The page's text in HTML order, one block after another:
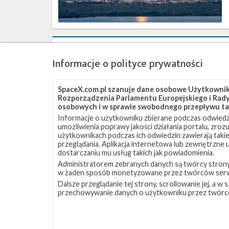
maja
2021
z
misją
22
zakończony
powodzeniem
Start
rakiety
Informacje o polityce prywatności
SpaceX.com.pl szanuje dane osobowe
Rozporządzenia Parlamentu Europejskiego i
osobowych i w sprawie swobodnego przepływu
Informacje o użytkowniku zbierane podczas
umożliwienia poprawy jakości działania portalu,
użytkownikach podczas ich odwiedzin zawierają
przeglądania. Aplikacja internetowa lub
dostarczaniu mu usług takich jak powiadomienia.
Administratorem zebranych danych są twórcy
w żaden sposób monetyzowane przez twórców
Dalsze przeglądanie tej strony, scrollowanie jej, a w
przechowywanie danych o użytkowniku przez